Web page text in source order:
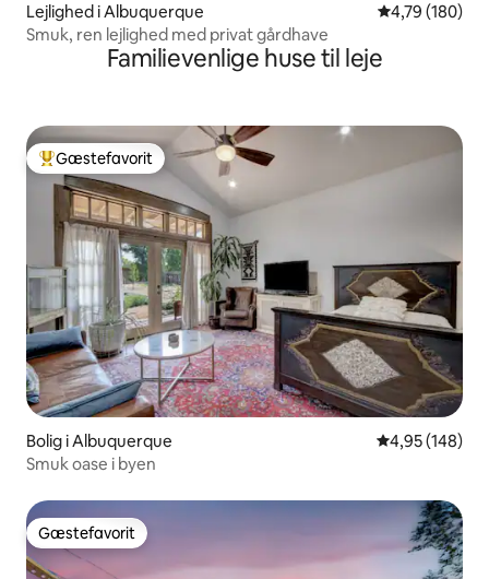
Lejlighed i Albuquerque 4,79 ud af 5 i
4,79 (180)
Smuk, ren lejlighed med privat gårdhave
Familievenlige huse til leje
Bedste gæstefavorit
Gæstefavorit
Bolig i Albuquerque 4,95 ud af 5 i
4,95 (148)
Smuk oase i byen
Gæstefavorit
Gæstefavorit